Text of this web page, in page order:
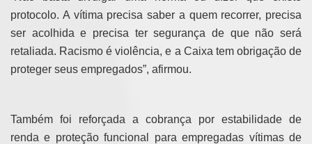
protocolo. A vítima precisa saber a quem recorrer, precisa
ser acolhida e precisa ter segurança de que não será
retaliada. Racismo é violência, e a Caixa tem obrigação de
proteger seus empregados”, afirmou.
Também foi reforçada a cobrança por estabilidade de
renda e proteção funcional para empregadas vítimas de